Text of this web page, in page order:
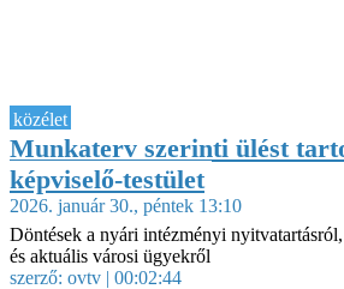
közélet
Munkaterv szerinti ülést
képviselő-testület
2026. január 30., péntek 13:10
Döntések a nyári intézményi
és aktuális városi ügyekről
szerző: ovtv | 00:02:44